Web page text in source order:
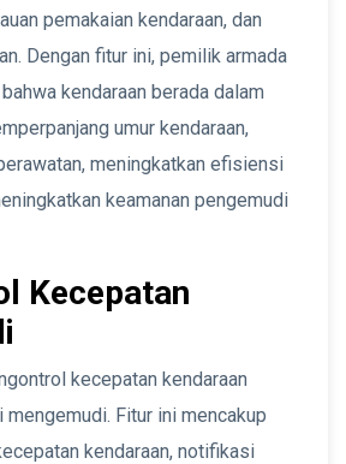
pemakaian kendaraan, dan
Dengan fitur ini, pemilik armada
kendaraan berada dalam
umur kendaraan,
meningkatkan efisiensi
keamanan pengemudi
Kecepatan
kecepatan kendaraan
Fitur ini mencakup
kendaraan, notifikasi